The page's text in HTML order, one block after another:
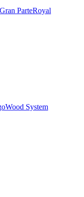
Gran ParteRoyal
Wood System